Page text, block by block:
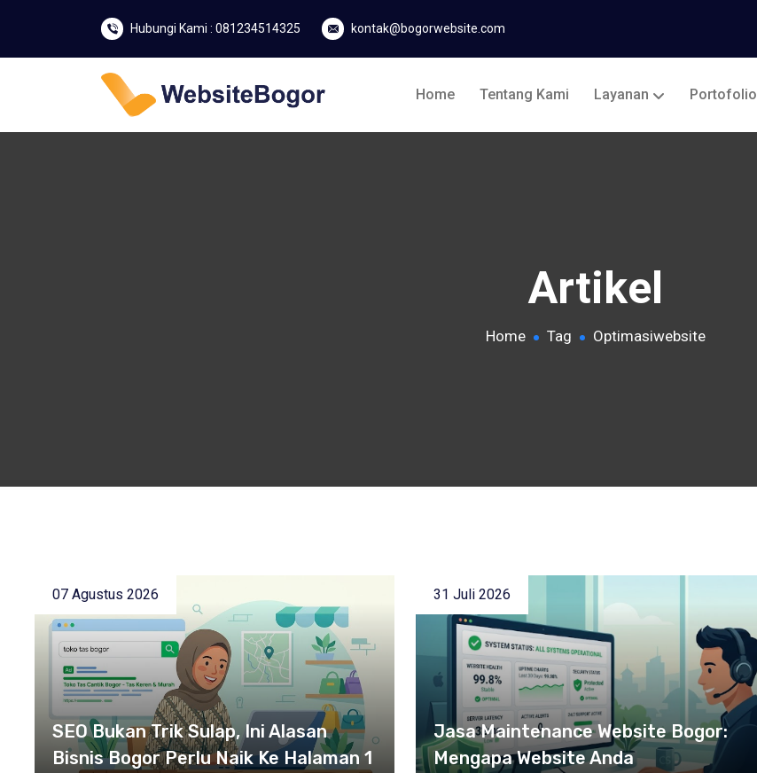
Hubungi Kami : 081234514325 kontak@bogorwebsite.com
Home Tentang Kami Layanan Portofolio
Artikel
Home Tag Optimasiwebsite
07 Agustus 2026
SEO Bukan Trik Sulap, Ini Alasan
Bisnis Bogor Perlu Naik Ke Halaman 1
31 Juli 2026
Jasa Maintenance Website Bogor:
Mengapa Website Anda